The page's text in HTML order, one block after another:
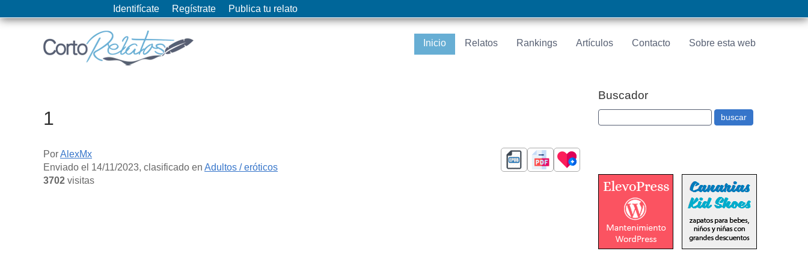
Identifícate Regístrate Publica tu relato
Inicio Relatos Rankings Artículos Contacto Sobre esta web
1
PorAlexMx
Enviado el 14/11/2023, clasificado en Adultos / eróticos
3702 visitas
Buscador